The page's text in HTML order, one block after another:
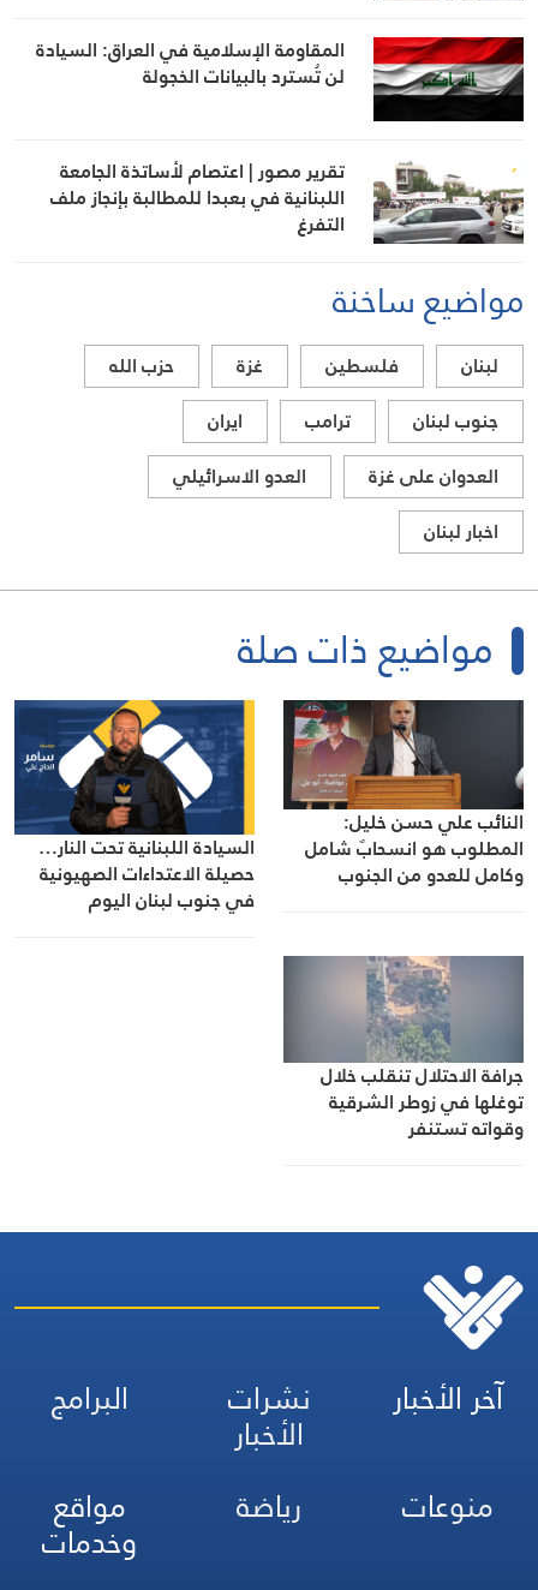
المقاومة الإسلامية في العراق: السيادة
لن تُسترد بالبيانات الخجولة
تقرير مصور | اعتصام لأساتذة الجامعة
اللبنانية في بعبدا للمطالبة بإنجاز ملف
التفرغ
مواضيع ساخنة
لبنان فلسطين غزة
حزب الله
جنوب لبنان
ترامب
ايران
العدوان على غزة
العدو الاسرائيلي
اخبار لبنان
مواضيع ذات صلة
النائب علي حسن خليل:
المطلوب هو انسحابٌ شامل
وكامل للعدو من الجنوب
السيادة اللبنانية تحت النار…
حصيلة الاعتداءات الصهيونية
في جنوب لبنان اليوم
جرافة الاحتلال تنقلب خلال
توغلها في زوطر الشرقية
وقواته تستنفر
آخر الأخبار نشرات
الأخبار
البرامج
منوعات
رياضة مواقع
وخدمات